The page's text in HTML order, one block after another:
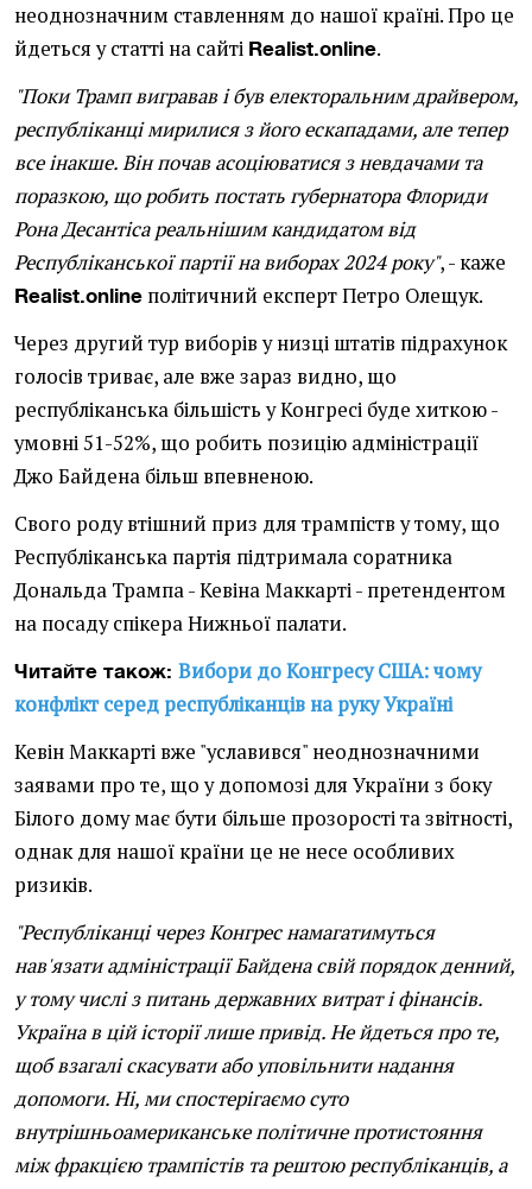
неоднозначним ставленням до нашої країні. Про це
йдеться у статті на сайті Realist.online.
"Поки Трамп вигравав і був електоральним драйвером,
республіканці мирилися з його ескападами, але тепер
все інакше. Він почав асоціюватися з невдачами та
поразкою, що робить постать губернатора Флориди
Рона Десантіса реальнішим кандидатом від
Республіканської партії на виборах 2024 року", - каже
Realist.online політичний експерт Петро Олещук.
Через другий тур виборів у низці штатів підрахунок
голосів триває, але вже зараз видно, що
республіканська більшість у Конгресі буде хиткою -
умовні 51-52%, що робить позицію адміністрації
Джо Байдена більш впевненою.
Свого роду втішний приз для трампіств у тому, що
Республіканська партія підтримала соратника
Дональда Трампа - Кевіна Маккарті - претендентом
на посаду спікера Нижньої палати.
Читайте також: Вибори до Конгресу США: чому
конфлікт серед республіканців на руку Україні
Кевін Маккарті вже "уславився" неоднозначними
заявами про те, що у допомозі для України з боку
Білого дому має бути більше прозорості та звітності,
однак для нашої країни це не несе особливих
ризиків.
"Республіканці через Конгрес намагатимуться
нав'язати адміністрації Байдена свій порядок денний,
у тому числі з питань державних витрат і фінансів.
Україна в цій історії лише привід. Не йдеться про те,
щоб взагалі скасувати або уповільнити надання
допомоги. Ні, ми спостерігаємо суто
внутрішньоамериканське політичне протистояння
між фракцією трампістів та рештою республіканців, а